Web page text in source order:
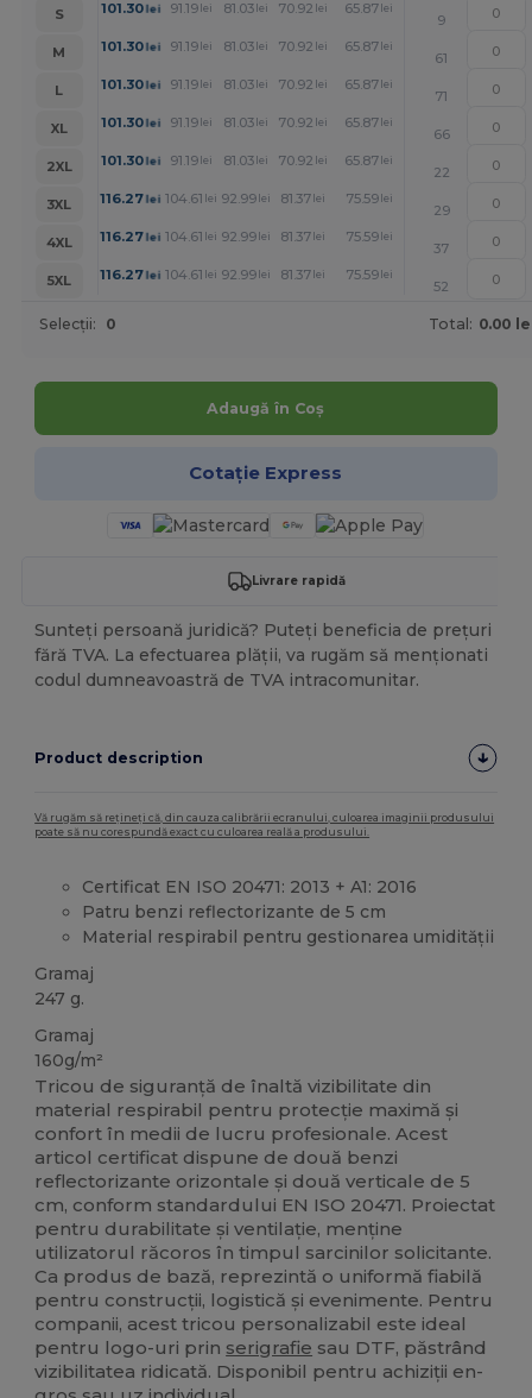
S 101.30lei 91.19 lei 81.03 lei 70.92 lei 65.87 lei
9
M
101.30lei 91.19 lei 81.03 lei 70.92 lei 65.87 lei
61
L
101.30lei 91.19 lei 81.03 lei 70.92 lei 65.87 lei
71
XL
101.30lei 91.19 lei 81.03 lei 70.92 lei 65.87 lei
66
2XL
101.30lei 91.19 lei 81.03 lei 70.92 lei 65.87 lei
22
3XL
116.27lei 104.61 lei 92.99 lei 81.37 lei 75.59 lei
29
4XL
116.27lei 104.61 lei 92.99 lei 81.37 lei 75.59 lei
37
5XL
116.27lei 104.61 lei 92.99 lei 81.37 lei 75.59 lei
52
Selecții: 0 Total: 0.00
Adaugă în Coș
Cotație Express
Livrare rapidă
Sunteți persoană juridică? Puteți beneficia de prețuri
fără TVA. La efectuarea plății, va rugăm să menționati
codul dumneavoastră de TVA intracomunitar.
Product description
Vă rugăm să rețineți că, din cauza calibrării ecranului, culoarea imaginii produsului
poate să nu corespundă exact cu culoarea reală a produsului.
Certificat EN ISO 20471: 2013 + A1: 2016
Patru benzi reflectorizante de 5 cm
Material respirabil pentru gestionarea umidității
Gramaj
247 g.
Gramaj
160g/m²
Tricou de siguranță de înaltă vizibilitate din
material respirabil pentru protecție maximă și
confort în medii de lucru profesionale. Acest
articol certificat dispune de două benzi
reflectorizante orizontale și două verticale de 5
cm, conform standardului EN ISO 20471. Proiectat
pentru durabilitate și ventilație, menține
utilizatorul răcoros în timpul sarcinilor solicitante.
Ca produs de bază, reprezintă o uniformă fiabilă
pentru construcții, logistică și evenimente. Pentru
companii, acest tricou personalizabil este ideal
pentru logo-uri prin serigrafie sau DTF, păstrând
vizibilitatea ridicată. Disponibil pentru achiziții en-